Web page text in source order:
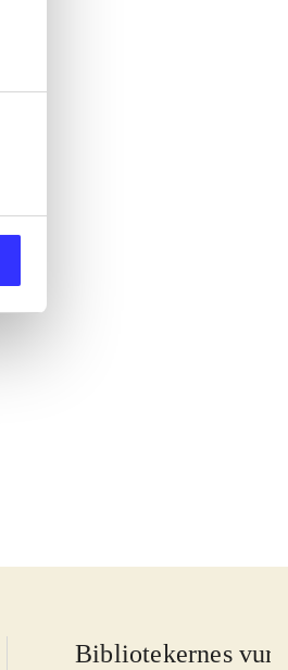
Bibliotekernes